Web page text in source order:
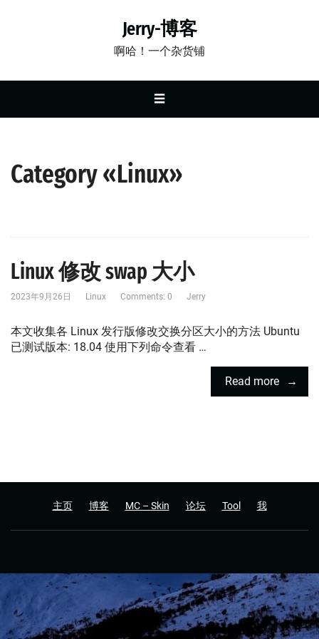
Jerry-博客
啊哈！一个杂货铺
☰
Category «Linux»
Linux 修改 swap 大小
2023年9月26日 Linux Comments: 0 Jerry
本文收集各 Linux 发行版修改交换分区大小的方法 Ubuntu
已测试版本: 18.04 使用下列命令查看 …
Read more
主页 博客 MC – Skin 论坛 Tool 我